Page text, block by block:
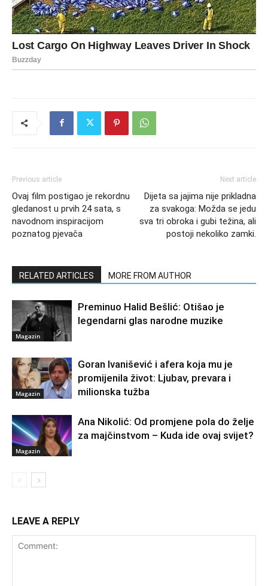
Previous article
Ovaj film postigao je rekordnu
gledanost u prvih 24 sata, s
navodnom inspiracijom
poznatog pjevača
Next article
Dijeta sa jajima nije prikladna
za svakoga: Možda se jedu
sva tri obroka i gubi težina, ali
postoji nekoliko zamki.
RELATED ARTICLES MORE FROM AUTHOR
Magazin
Preminuo Halid Bešlić: Otišao je
legendarni glas narodne muzike
Magazin
Goran Ivanišević i afera koja mu je
promijenila život: Ljubav, prevara i
milionska tužba
Magazin
Ana Nikolić: Od promjene pola do želje
za majčinstvom – Kuda ide ovaj svijet?
LEAVE A REPLY